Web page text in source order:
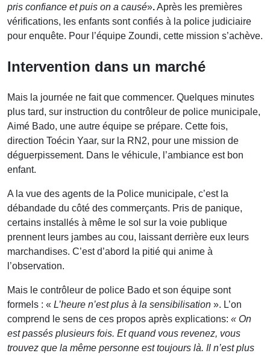
pris confiance et puis on a causé».Après les premières
vérifications, les enfants sont confiés à la police judiciaire
pour enquête. Pour l’équipe Zoundi, cette mission s’achève.
Intervention dans un marché
Mais la journée ne fait que commencer. Quelques minutes
plus tard, sur instruction du contrôleur de police municipale,
Aimé Bado, une autre équipe se prépare. Cette fois,
direction Toécin Yaar, sur la RN2, pour une mission de
déguerpissement. Dans le véhicule, l’ambiance est bon
enfant.
A la vue des agents de la Police municipale, c’est la
débandade du côté des commerçants. Pris de panique,
certains installés à même le sol sur la voie publique
prennent leurs jambes au cou, laissant derrière eux leurs
marchandises. C’est d’abord la pitié qui anime à
l’observation.
Mais le contrôleur de police Bado et son équipe sont
formels : « L’heure n’est plus à la sensibilisation ». L’on
comprend le sens de ces propos après explications: « On
est passés plusieurs fois. Et quand vous revenez, vous
trouvez que la même personne est toujours là. Il n’est plus